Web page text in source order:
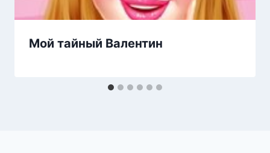
Мой тайный Валентин